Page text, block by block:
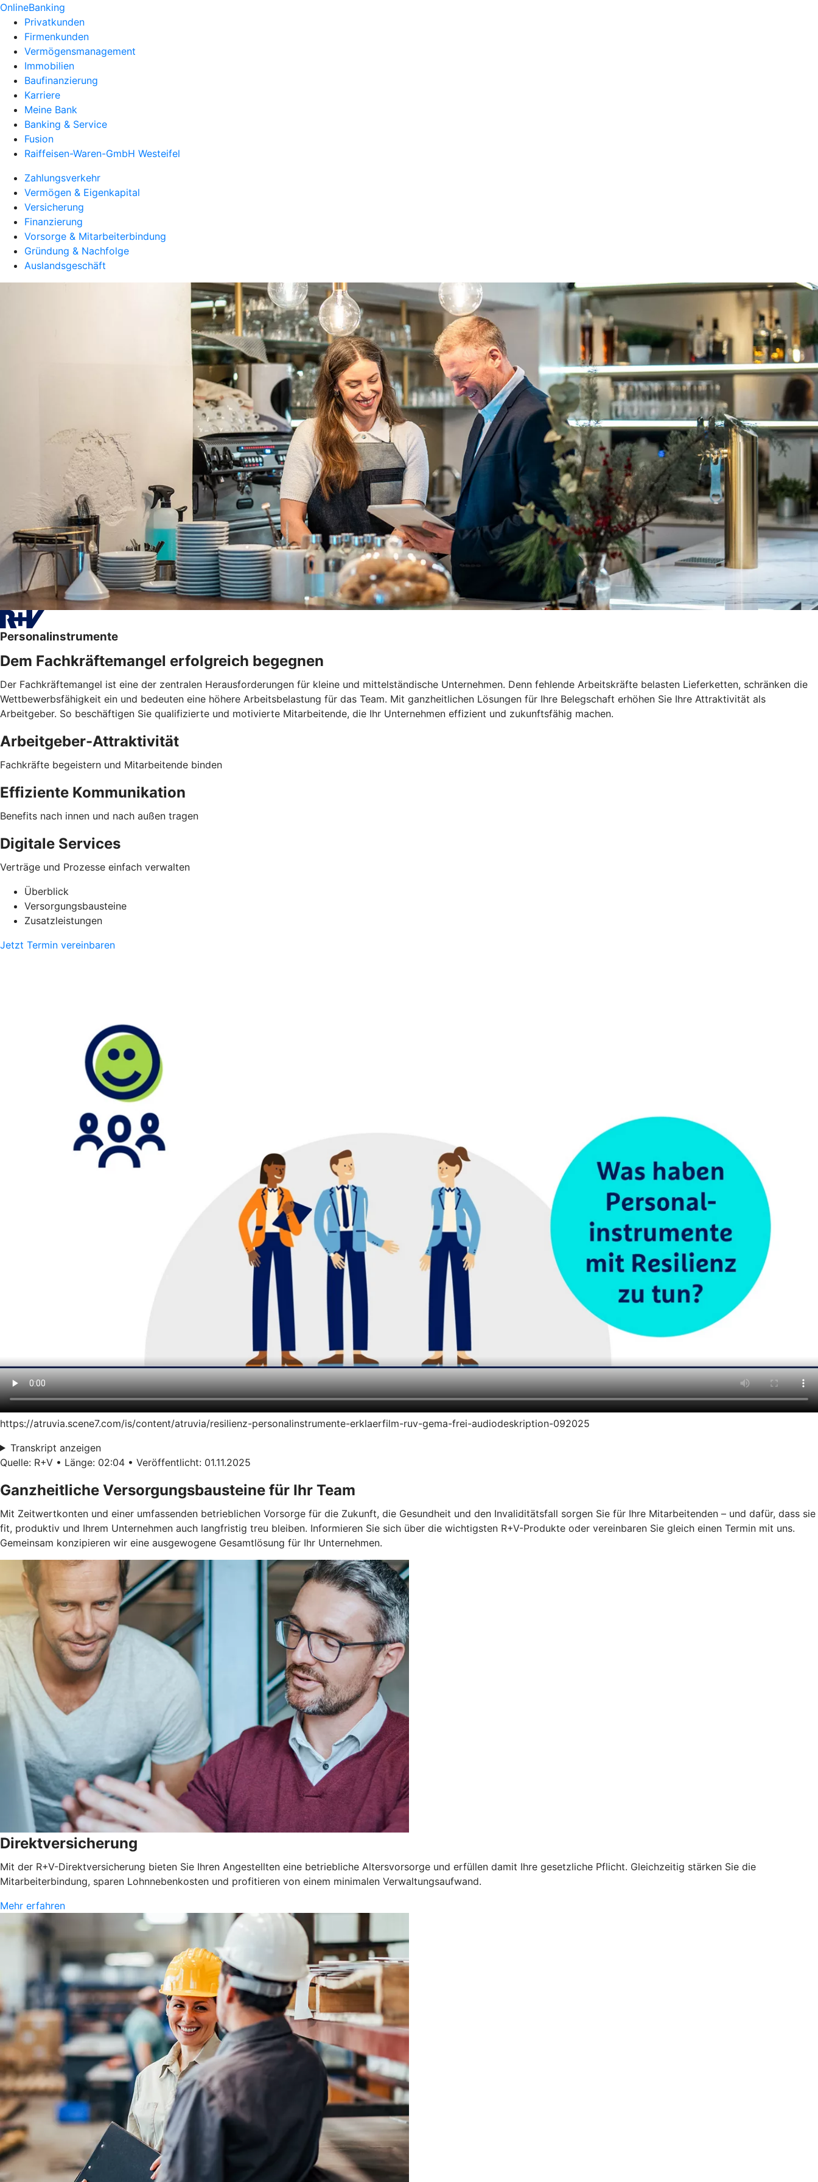
OnlineBanking
Privatkunden
Firmenkunden
Vermögensmanagement
Immobilien
Baufinanzierung
Karriere
Meine Bank
Banking & Service
Fusion
Raiffeisen-Waren-GmbH Westeifel
Zahlungsverkehr
Vermögen & Eigenkapital
Versicherung
Finanzierung
Vorsorge & Mitarbeiterbindung
Gründung & Nachfolge
Auslandsgeschäft
Personalinstrumente
Dem Fachkräftemangel erfolgreich begegnen
Der Fachkräftemangel ist eine der zentralen Herausforderungen für kleine und mittelständische Unternehmen. Denn fehlende Arbeitskräfte belasten Lieferketten, schränken die
Wettbewerbsfähigkeit ein und bedeuten eine höhere Arbeitsbelastung für das Team. Mit ganzheitlichen Lösungen für Ihre Belegschaft erhöhen Sie Ihre Attraktivität als
Arbeitgeber. So beschäftigen Sie qualifizierte und motivierte Mitarbeitende, die Ihr Unternehmen effizient und zukunftsfähig machen.
Arbeitgeber-Attraktivität
Fachkräfte begeistern und Mitarbeitende binden
Effiziente Kommunikation
Benefits nach innen und nach außen tragen
Digitale Services
Verträge und Prozesse einfach verwalten
Überblick
Versorgungsbausteine
Zusatzleistungen
Jetzt Termin vereinbaren
https://atruvia.scene7.com/is/content/atruvia/resilienz-personalinstrumente-erklaerfilm-ruv-gema-frei-audiodeskription-092025
Transkript anzeigen
Quelle: R+V • Länge: 02:04 • Veröffentlicht: 01.11.2025
Ganzheitliche Versorgungsbausteine für Ihr Team
Mit Zeitwertkonten und einer umfassenden betrieblichen Vorsorge für die Zukunft, die Gesundheit und den Invaliditätsfall sorgen Sie für Ihre Mitarbeitenden – und dafür, dass sie
fit, produktiv und Ihrem Unternehmen auch langfristig treu bleiben. Informieren Sie sich über die wichtigsten R+V-Produkte oder vereinbaren Sie gleich einen Termin mit uns.
Gemeinsam konzipieren wir eine ausgewogene Gesamtlösung für Ihr Unternehmen.
Direktversicherung
Mit der R+V-Direktversicherung bieten Sie Ihren Angestellten eine betriebliche Altersvorsorge und erfüllen damit Ihre gesetzliche Pflicht. Gleichzeitig stärken Sie die
Mitarbeiterbindung, sparen Lohnnebenkosten und profitieren von einem minimalen Verwaltungsaufwand.
Mehr erfahren